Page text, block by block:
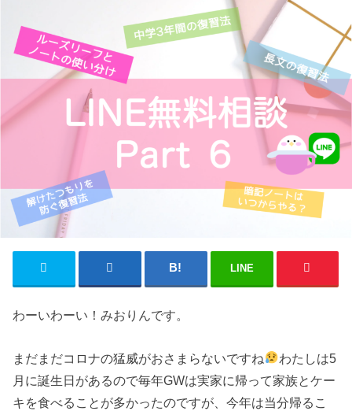
LINE
わーいわーい！みおりんです。
まだまだコロナの猛威がおさまらないですね
わたしは5
月に誕生日があるので毎年GWは実家に帰って家族とケー
キを食べることが多かったのですが、今年は当分帰るこ